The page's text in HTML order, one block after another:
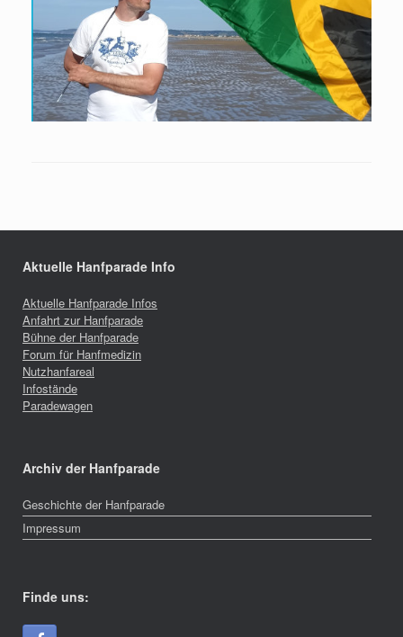
Aktuelle Hanfparade Info
Aktuelle Hanfparade Infos
Anfahrt zur Hanfparade
Bühne der Hanfparade
Forum für Hanfmedizin
Nutzhanfareal
Infostände
Paradewagen
Archiv der Hanfparade
Geschichte der Hanfparade
Impressum
Finde uns: